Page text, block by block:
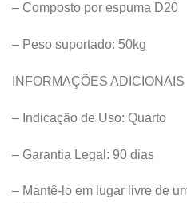
– Composto por espuma D20
– Peso suportado: 50kg
INFORMAÇÕES ADICIONAIS
– Indicação de Uso: Quarto
– Garantia Legal: 90 dias
– Mantê-lo em lugar livre de